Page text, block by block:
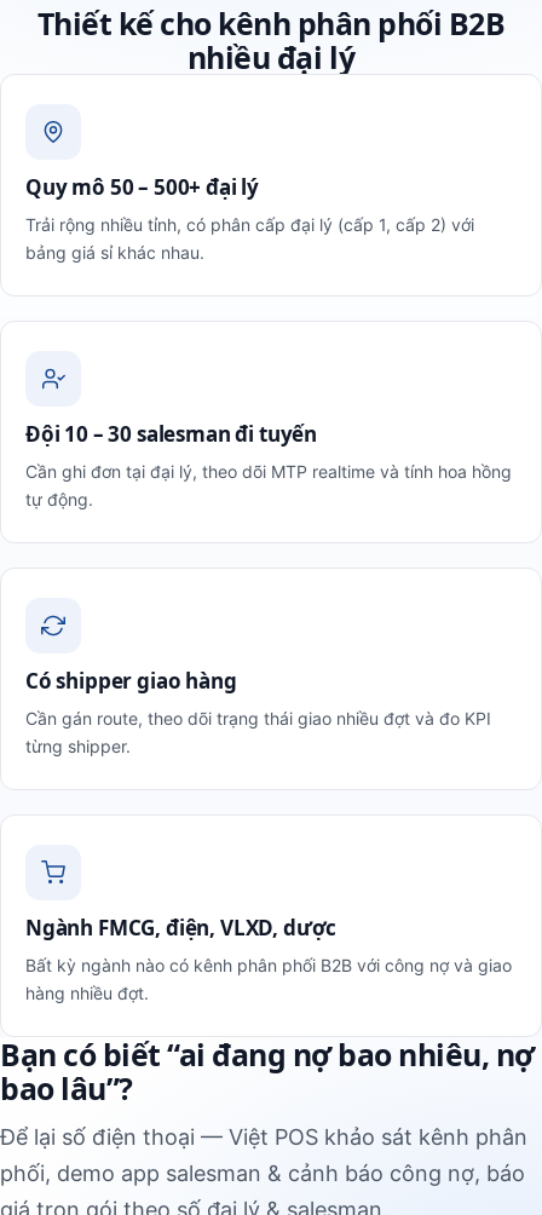
Thiết kế cho kênh phân phối B2B
nhiều đại lý
Quy mô 50 – 500+ đại lý
Trải rộng nhiều tỉnh, có phân cấp đại lý (cấp 1, cấp 2) với
bảng giá sỉ khác nhau.
Đội 10 – 30 salesman đi tuyến
Cần ghi đơn tại đại lý, theo dõi MTP realtime và tính hoa hồng
tự động.
Có shipper giao hàng
Cần gán route, theo dõi trạng thái giao nhiều đợt và đo KPI
từng shipper.
Ngành FMCG, điện, VLXD, dược
Bất kỳ ngành nào có kênh phân phối B2B với công nợ và giao
hàng nhiều đợt.
Bạn có biết “ai đang nợ bao nhiêu, nợ
bao lâu”?
Để lại số điện thoại — Việt POS khảo sát kênh phân
phối, demo app salesman & cảnh báo công nợ, báo
giá trọn gói theo số đại lý & salesman.